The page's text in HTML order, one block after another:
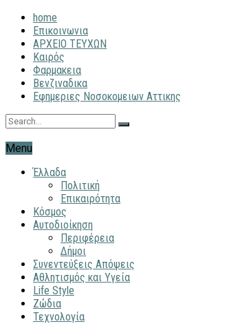
home
Επικοινωνια
ΑΡΧΕΙΟ ΤΕΥΧΩΝ
Καιρός
Φαρμακεια
Βενζιναδικα
Εφημεριες Νοσοκομειων Αττικης
Menu
Έλλαδα
Πολιτική
Επικαιρότητα
Κόσμος
Αυτοδιοίκηση
Περιφέρεια
Δήμοι
Συνεντεύξεις Απόψεις
Αθλητισμός και Υγεία
Life Style
Ζώδια
Τεχνολογία